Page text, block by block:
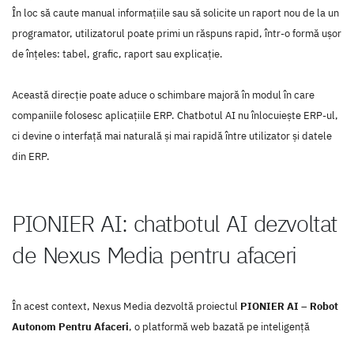
În loc să caute manual informațiile sau să solicite un raport nou de la un
programator, utilizatorul poate primi un răspuns rapid, într-o formă ușor
de înțeles: tabel, grafic, raport sau explicație.
Această direcție poate aduce o schimbare majoră în modul în care
companiile folosesc aplicațiile ERP. Chatbotul AI nu înlocuiește ERP-ul,
ci devine o interfață mai naturală și mai rapidă între utilizator și datele
din ERP.
PIONIER AI: chatbotul AI dezvoltat
de Nexus Media pentru afaceri
În acest context, Nexus Media dezvoltă proiectul PIONIER AI – Robot
Autonom Pentru Afaceri, o platformă web bazată pe inteligență